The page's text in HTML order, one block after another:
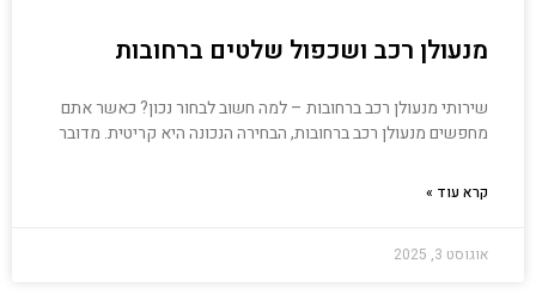
מנעולן רכב ושכפול שלטים ברחובות
שירותי מנעולן רכב ברחובות – למה חשוב לבחור נכון? כאשר אתם
מחפשים מנעולן רכב ברחובות, הבחירה הנכונה היא קריטית. מדובר
קרא עוד »
אוגוסט 3, 2025